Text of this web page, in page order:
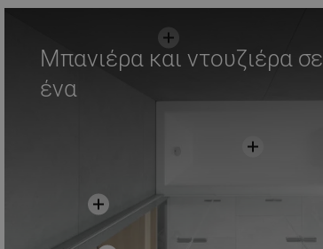
Μπανιέρα και ντουζιέρα σε
ένα